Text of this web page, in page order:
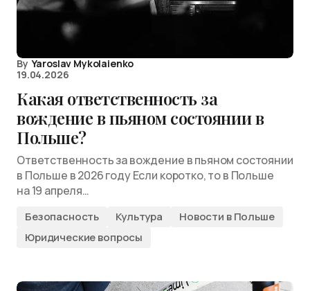
By Yaroslav Mykolaienko
19.04.2026
Какая ответственность за
вождение в пьяном состоянии в
Польше?
Ответственность за вождение в пьяном состоянии
в Польше в 2026 году Если коротко, то в Польше
на 19 апреля…
Безопасность Культура
Новости в Польше
Юридические вопросы